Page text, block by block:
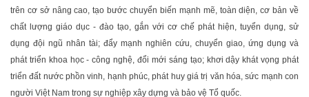
trên cơ sở nâng cao, tạo bước chuyển biến mạnh mẽ, toàn diện, cơ bản về
chất lượng giáo dục - đào tạo, gắn với cơ chế phát hiện, tuyển dụng, sử
dụng đội ngũ nhân tài; đẩy mạnh nghiên cứu, chuyển giao, ứng dụng và
phát triển khoa học - công nghệ, đổi mới sáng tạo; khơi dậy khát vọng phát
triển đất nước phồn vinh, hạnh phúc, phát huy giá trị văn hóa, sức mạnh con
người Việt Nam trong sự nghiệp xây dựng và bảo vệ Tổ quốc.